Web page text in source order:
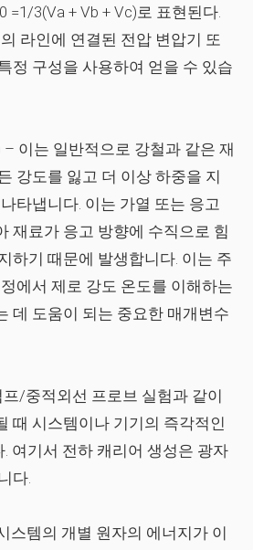
=1/3(Va + Vb + Vc)로 표현된다.
라인에 연결된 전압 변압기 또
정 구성을 사용하여 얻을 수 있습
– 이는 일반적으로 강철과 같은 재
강도를 잃고 더 이상 하중을 지
타냅니다. 이는 가열 또는 응고
재료가 응고 방향에 수직으로 힘
하기 때문에 발생합니다. 이는 주
에서 제로 강도 온도를 이해하는
데 도움이 되는 중요한 매개변수
/중적외선 프로브 실험과 같이
때 시스템이나 기기의 즉각적인
여기서 전하 캐리어 생성은 광자
다.
스템의 개별 원자의 에너지가 이